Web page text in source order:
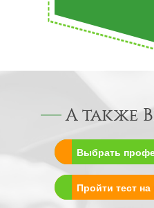
А также
Выбрать
Пройти тест